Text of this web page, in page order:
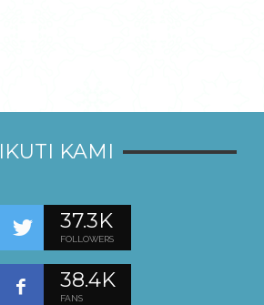
IKUTI KAMI
37.3K
FOLLOWERS
38.4K
FANS